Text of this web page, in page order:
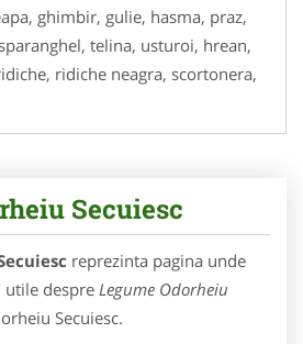
ghimbir, gulie, hasma, praz,
telina, usturoi, hrean,
ridiche neagra, scortonera,
Secuiesc
reprezinta pagina unde
despre Legume Odorheiu
Secuiesc.